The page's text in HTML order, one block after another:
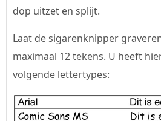
dop uitzet en splijt.
Laat de sigarenknipper
maximaal 12 tekens. U heeft
volgende lettertypes: